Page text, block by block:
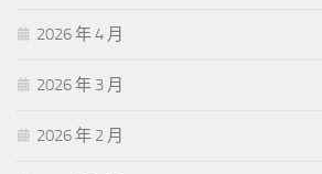
2026 年 4 月
2026 年 3 月
2026 年 2 月